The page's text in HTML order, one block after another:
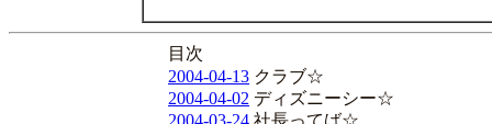
目次
2004-04-13 クラブ☆
2004-04-02 ディズニーシー☆
2004-03-24 社長ってば☆